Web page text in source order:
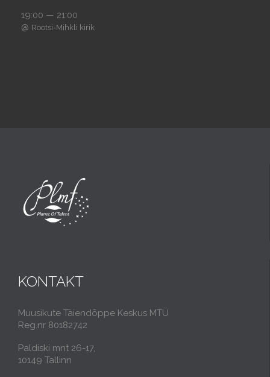
19:00 — 21:00
@ Rootsi-Mihkli kirik
KONTAKT
Muusikute Täiendõppe Keskus MTÜ
Reg.nr 80182742
Paldiski mnt 26-17,
10149 Tallinn